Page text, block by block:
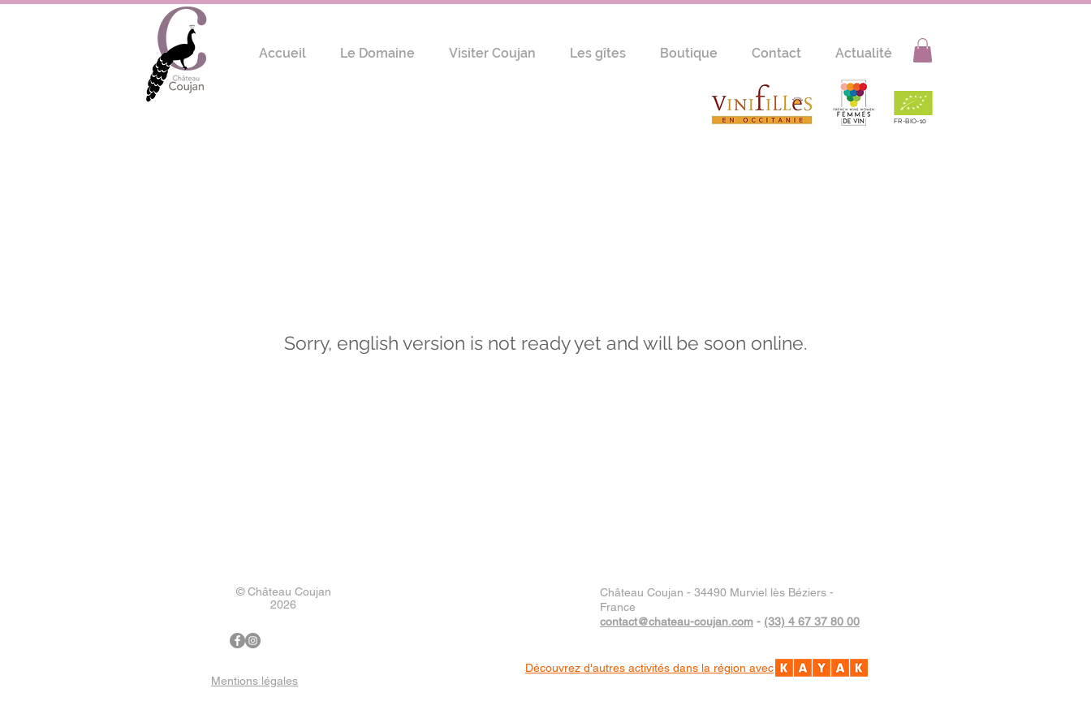
Accueil Le Domaine Visiter Coujan Les gîtes Boutique Contact Actualité
FR-BIO-10
Sorry, english version is not ready yet and will be soon online.
© Château Coujan
2026
Château Coujan - 34490 Murviel lès Béziers -
France
contact@chateau-coujan.com - (33) 4 67 37 80 00
Mentions légales
Découvrez d'autres activités dans la région avec